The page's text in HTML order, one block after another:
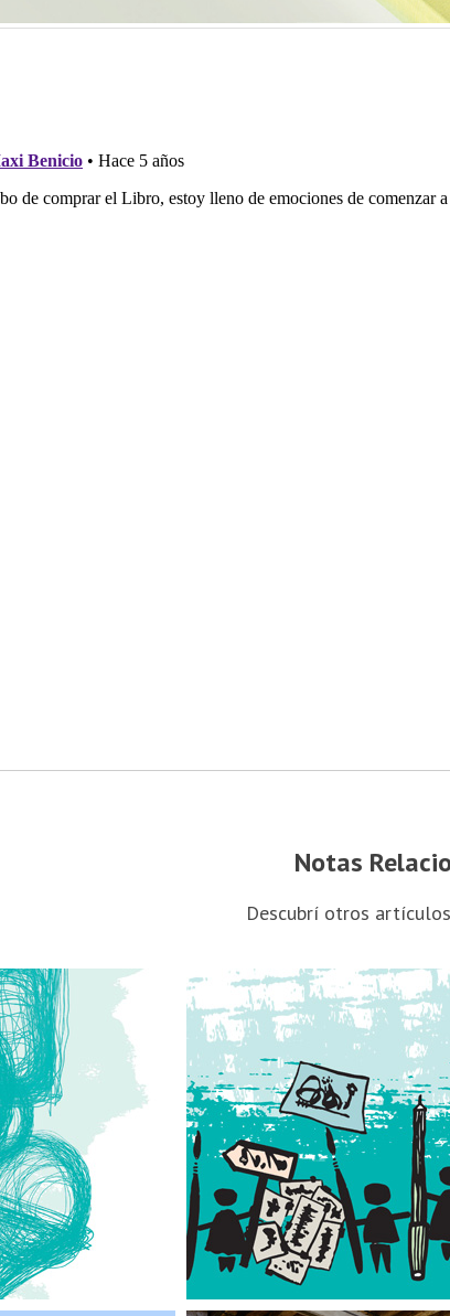
Notas
Descubrí otros